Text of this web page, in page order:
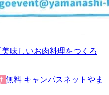
味しいお肉料理をつくろ
無料 キャンパスネットやま